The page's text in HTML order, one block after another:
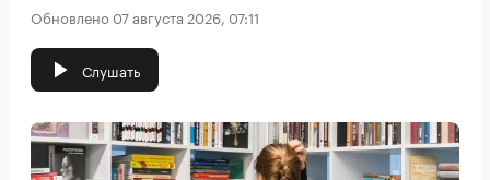
Обновлено 07 августа 2026, 07:11
Слушать